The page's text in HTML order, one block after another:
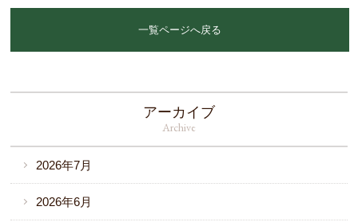
一覧ページへ戻る
アーカイブ
Archive
2026年7月
2026年6月